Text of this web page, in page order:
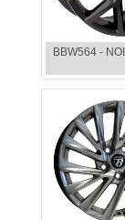
BBW564 -